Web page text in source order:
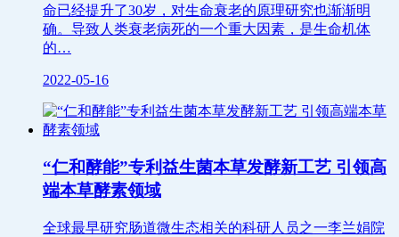
命已经提升了30岁，对生命衰老的原理研究也渐渐明
确。导致人类衰老病死的一个重大因素，是生命机体
的…
2022-05-16
“仁和酵能”专利益生菌本草发酵新工艺 引领高
端本草酵素领域
全球最早研究肠道微生态相关的科研人员之一李兰娟院